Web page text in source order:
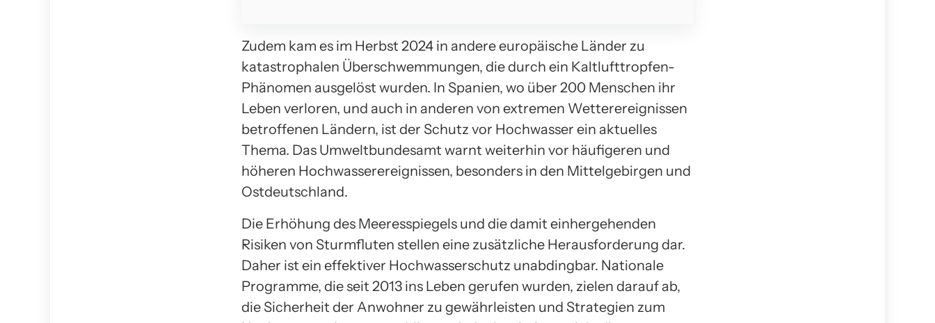
Zudem kam es im Herbst 2024 in andere europäische Länder zu
katastrophalen Überschwemmungen, die durch ein Kaltlufttropfen-
Phänomen ausgelöst wurden. In Spanien, wo über 200 Menschen ihr
Leben verloren, und auch in anderen von extremen Wetterereignissen
betroffenen Ländern, ist der Schutz vor Hochwasser ein aktuelles
Thema. Das Umweltbundesamt warnt weiterhin vor häufigeren und
höheren Hochwasserereignissen, besonders in den Mittelgebirgen und
Ostdeutschland.
Die Erhöhung des Meeresspiegels und die damit einhergehenden
Risiken von Sturmfluten stellen eine zusätzliche Herausforderung dar.
Daher ist ein effektiver Hochwasserschutz unabdingbar. Nationale
Programme, die seit 2013 ins Leben gerufen wurden, zielen darauf ab,
die Sicherheit der Anwohner zu gewährleisten und Strategien zum